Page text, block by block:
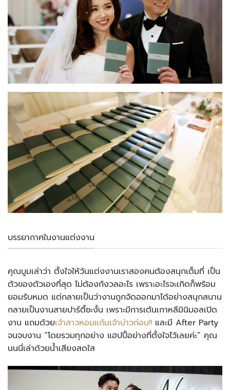
บรรยากาศในงานแต่งงาน
คุณบูมเล่าว่า ตั้งใจให้วันแต่งงานเราสองคนต้องสนุกเต็มที่ เป็น
ตัวของตัวเองที่สุด ไม่ต้องกังวลอะไร เพราะอะไรจะเกิดก็พร้อม
ยอมรับหมด แต่กลายเป็นว่างานถูกจัดออกมาได้อย่างสนุกสนาน
กลายเป็นงานสายปาร์ตี้ซะงั้น เพราะมีการเต้นเกาหลีมินิมอลเปิด
งาน แถมด้วยเจ้าสาวหอมแก้มเจ้าบ่าวก่อน!! และมี After Party
จนจบงาน “โดยรวมทุกอย่าง แฮปปี้อย่างที่ตั้งใจไว้เลยค่ะ” คุณ
นนนี่เล่าด้วยน้ำเสียงสดใส